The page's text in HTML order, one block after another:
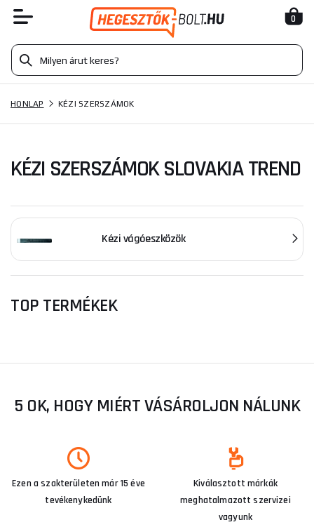
0
HONLAP KÉZI SZERSZÁMOK
KÉZI SZERSZÁMOK SLOVAKIA TREND
Kézi vágóeszközök
TOP TERMÉKEK
5 OK, HOGY MIÉRT VÁSÁROLJON NÁLUNK
Ezen a szakterületen már 15 éve
tevékenykedünk
Kiválasztott márkák
meghatalmazott szervizei
vagyunk